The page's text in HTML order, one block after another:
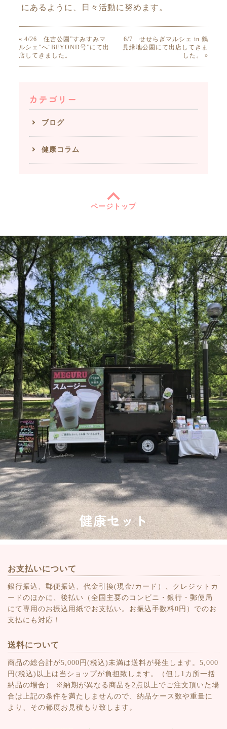
にあるように、日々活動に努めます。
« 4/26 住吉公園”すみすみマ
ルシェ”へ"BEYOND号”にて出
店してきました。
6/7 せせらぎマルシェ in 鶴
見緑地公園にて出店してきま
した。 »
カテゴリー
ブログ
健康コラム
ページトップ
健康セット
お支払いについて
銀行振込、郵便振込、代金引換(現金/カード）、クレジットカ
ードのほかに、後払い（全国主要のコンビニ・銀行・郵便局
にて専用のお振込用紙でお支払い。お振込手数料0円）でのお
支払にも対応！
送料について
商品の総合計が5,000円(税込)未満は送料が発生します。5,000
円(税込)以上は当ショップが負担致します。（但し1カ所一括
納品の場合） ※納期が異なる商品を2点以上でご注文頂いた場
合は上記の条件を満たしませんので、納品ケース数や重量に
より、その都度お見積もり致します。